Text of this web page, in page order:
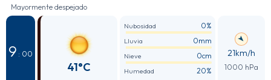
Mayormente despejado
9 : 00
41°C
Nubosidad 0%
Lluvia 0mm
Nieve 0cm
Humedad 20%
21km/h
1000 hPa